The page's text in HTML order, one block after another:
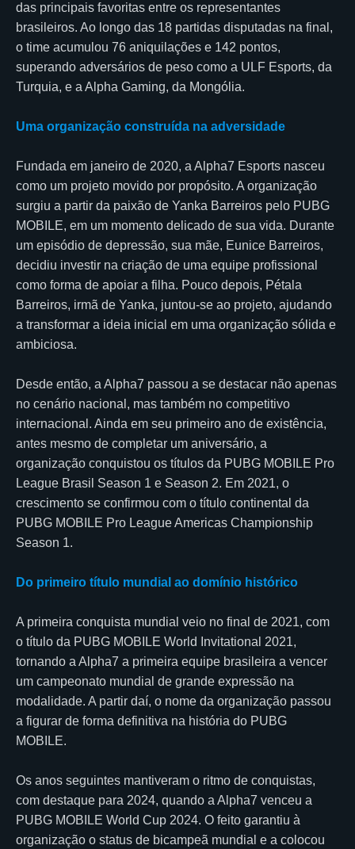
das principais favoritas entre os representantes
brasileiros. Ao longo das 18 partidas disputadas na final,
o time acumulou 76 aniquilações e 142 pontos,
superando adversários de peso como a ULF Esports, da
Turquia, e a Alpha Gaming, da Mongólia.
Uma organização construída na adversidade
Fundada em janeiro de 2020, a Alpha7 Esports nasceu
como um projeto movido por propósito. A organização
surgiu a partir da paixão de Yanka Barreiros pelo PUBG
MOBILE, em um momento delicado de sua vida. Durante
um episódio de depressão, sua mãe, Eunice Barreiros,
decidiu investir na criação de uma equipe profissional
como forma de apoiar a filha. Pouco depois, Pétala
Barreiros, irmã de Yanka, juntou-se ao projeto, ajudando
a transformar a ideia inicial em uma organização sólida e
ambiciosa.
Desde então, a Alpha7 passou a se destacar não apenas
no cenário nacional, mas também no competitivo
internacional. Ainda em seu primeiro ano de existência,
antes mesmo de completar um aniversário, a
organização conquistou os títulos da PUBG MOBILE Pro
League Brasil Season 1 e Season 2. Em 2021, o
crescimento se confirmou com o título continental da
PUBG MOBILE Pro League Americas Championship
Season 1.
Do primeiro título mundial ao domínio histórico
A primeira conquista mundial veio no final de 2021, com
o título da PUBG MOBILE World Invitational 2021,
tornando a Alpha7 a primeira equipe brasileira a vencer
um campeonato mundial de grande expressão na
modalidade. A partir daí, o nome da organização passou
a figurar de forma definitiva na história do PUBG
MOBILE.
Os anos seguintes mantiveram o ritmo de conquistas,
com destaque para 2024, quando a Alpha7 venceu a
PUBG MOBILE World Cup 2024. O feito garantiu à
organização o status de bicampeã mundial e a colocou